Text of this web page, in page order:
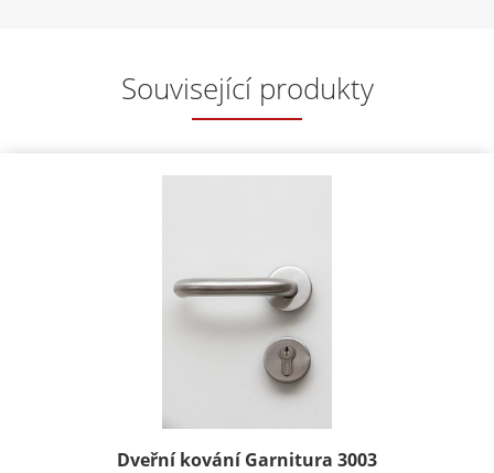
Související produkty
Dveřní kování Garnitura 3003